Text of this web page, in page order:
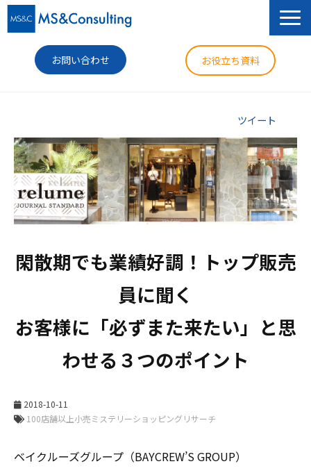
お問い合わせ お役立ち資料
セミナー
導入事例
コラム
企業情報
ツイート
閑散期でも業績好調！トップ販売
員に聞く
お客様に「必ずまた来たい」と思
わせる３つのポイント
2018-10-11
ベイクルーズグループ（BAYCREW’S GROUP）